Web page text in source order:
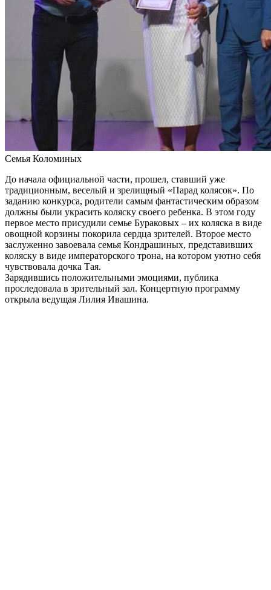
Семья Коломиных
До начала официальной части, прошел, ставший уже
традиционным, веселый и зрелищный «Парад колясок». По
заданию конкурса, родители самым фантастическим образом
должны были украсить коляску своего ребенка. В этом году
первое место присудили семье Бураковых – их коляска в виде
овощной корзины покорила сердца зрителей. Второе место
заслуженно завоевала семья Кондрашиных, представивших
коляску в виде императорского трона, на котором уютно себя
чувствовала дочка Тая.
Зарядившись положительными эмоциями, публика
проследовала в зрительный зал. Концертную программу
открыла ведущая Лилия Ивашина.